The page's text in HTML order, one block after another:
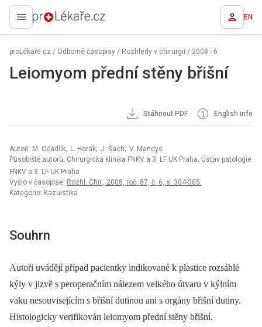
proLékaře.cz EN
proLékaře.cz / Odborné časopisy / Rozhledy v chirurgii / 2008 - 6
Leiomyom přední stěny břišní
Stáhnout PDF English info
Autoři: M. Očadlík; L. Horák; J. Šach; V. Mandys
Působiště autorů: Chirurgická klinika FNKV a 3. LF UK Praha, Ústav patologie
FNKV a 3. LF UK Praha
Vyšlo v časopise: Rozhl. Chir., 2008, roč. 87, č. 6, s. 304-305.
Kategorie: Kazuistika
Souhrn
Autoři uvádějí případ pacientky indikované k plastice rozsáhlé
kýly v jizvě s peroperačním nálezem velkého útvaru v kýlním
vaku nesouvisejícím s břišní dutinou ani s orgány břišní dutiny.
Histologicky verifikován leiomyom přední stěny břišní.